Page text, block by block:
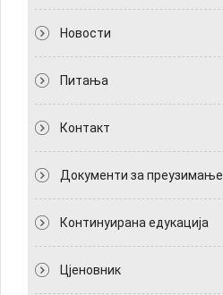
Новости
Питања
Контакт
Документи за преузимање
Континуирана едукација
Цјеновник